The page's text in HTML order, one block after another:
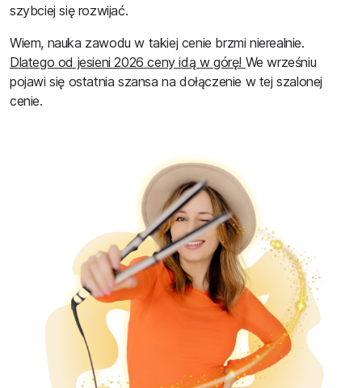
szybciej się rozwijać.
Wiem, nauka zawodu w takiej cenie brzmi nierealnie.
Dlatego od jesieni 2026 ceny idą w górę! We wrześniu
pojawi się ostatnia szansa na dołączenie w tej szalonej
cenie.